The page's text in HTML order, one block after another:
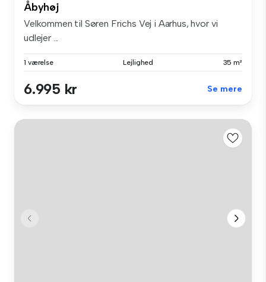
Åbyhøj
Velkommen til Søren Frichs Vej i Aarhus, hvor vi
udlejer ...
1 værelse Lejlighed 35 m²
6.995 kr Se mere